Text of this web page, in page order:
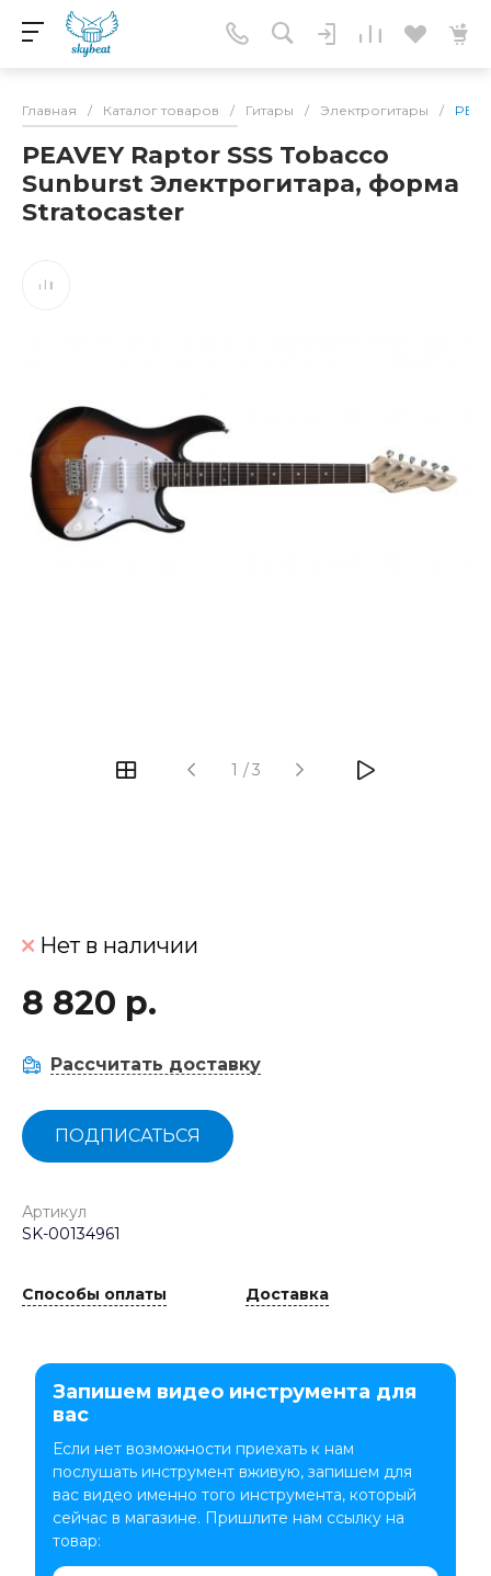
Главная / Каталог товаров / Гитары / Электрогитары /
PEAVEY Raptor SSS Tobacco
Sunburst Электрогитара, форма
Stratocaster
1 /3
Нет в наличии
8 820 р.
Рассчитать доставку
ПОДПИСАТЬСЯ
Артикул
SK-00134961
Способы оплаты Доставка
Запишем видео инструмента для
вас
Если нет возможности приехать к нам
послушать инструмент вживую, запишем для
вас видео именно того инструмента, который
сейчас в магазине. Пришлите нам ссылку на
товар: